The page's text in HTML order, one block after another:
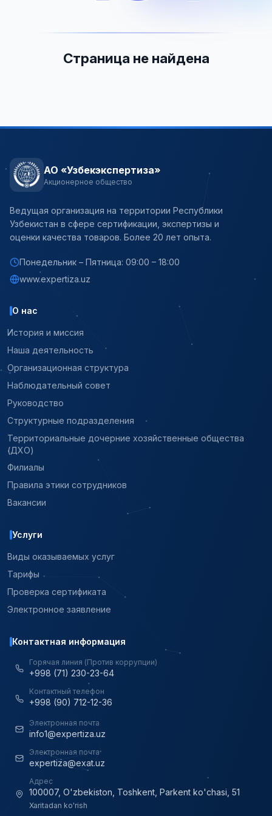
Страница не найдена
АО «Узбекэкспертиза»
Акционерное общество
Ведущая организация на территории Республики
Узбекистан в сфере сертификации, экспертизы и
оценки качества товаров. Более 20 лет опыта.
Понедельник – Пятница: 09:00 – 18:00
www.expertiza.uz
О нас
История и миссия
Наша деятельность
Организационная структура
Наблюдательный совет
Руководство
Структурные подразделения
Территориальные дочерние хозяйственные общества
(ДХО)
Филиалы
Правила этики сотрудников
Вакансии
Услуги
Виды оказываемых услуг
Тарифы
Проверка сертификата
Электронное заявление
Контактная информация
Горячая линия (Против коррупции)
+998 (71) 230-23-64
Контактный телефон
+998 (90) 712-12-36
Электронная почта
info1@expertiza.uz
Электронная почта
expertiza@exat.uz
Адрес
100007, O'zbekiston, Toshkent, Parkent ko'chasi, 51
Xaritadan ko'rish